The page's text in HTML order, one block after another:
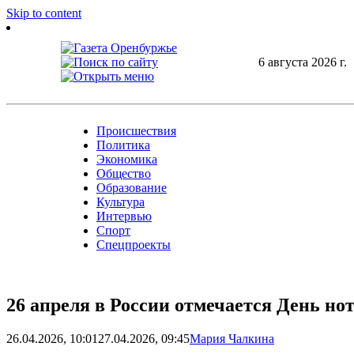
Skip to content
6 августа 2026 г.
Происшествия
Политика
Экономика
Общество
Образование
Культура
Интервью
Спорт
Спецпроекты
26 апреля в России отмечается День
26.04.2026, 10:01 27.04.2026, 09:45Мария Чалкина